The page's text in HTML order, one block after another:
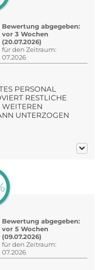
Bewertung abgegeben:
vor 3 Wochen
(20.07.2026)
für den Zeitraum:
07.2026
PERSONAL
RESTLICHE
WEITEREN
UNTERZOGEN
Bewertung abgegeben:
vor 5 Wochen
(09.07.2026)
für den Zeitraum:
07.2026